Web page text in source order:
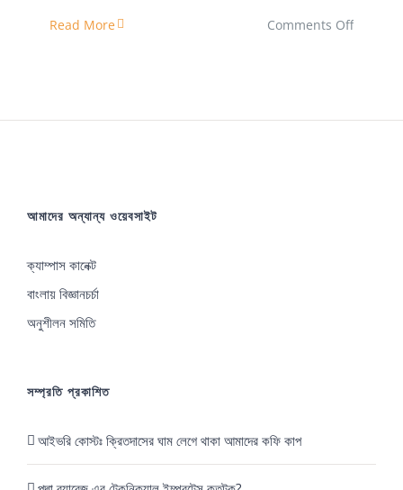
Read More Comments Offon
আমাদের অন্যান্য ওয়েবসাইট
ক্যাম্পাস কানেক্ট
বাংলায় বিজ্ঞানচর্চা
অনুশীলন সমিতি
সম্প্রতি প্রকাশিত
আইভরি কোস্টঃ ক্রিতদাসের ঘাম লেগে থাকা আমাদের কফি কাপ